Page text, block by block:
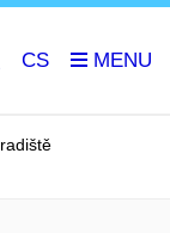
CS